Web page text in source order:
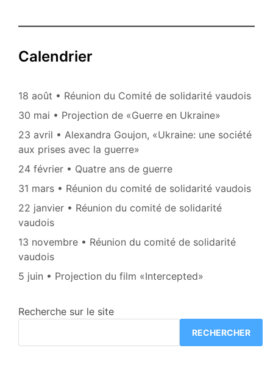
Calendrier
18 août • Réunion du Comité de solidarité vaudois
30 mai • Projection de «Guerre en Ukraine»
23 avril • Alexandra Goujon, «Ukraine: une société
aux prises avec la guerre»
24 février • Quatre ans de guerre
31 mars • Réunion du comité de solidarité vaudois
22 janvier • Réunion du comité de solidarité
vaudois
13 novembre • Réunion du comité de solidarité
vaudois
5 juin • Projection du film «Intercepted»
Recherche sur le site
RECHERCHER